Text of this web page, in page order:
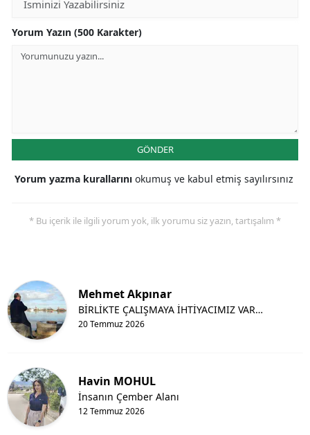
Yorum Yazın (500 Karakter)
GÖNDER
Yorum yazma kurallarını okumuş ve kabul etmiş sayılırsınız
* Bu içerik ile ilgili yorum yok, ilk yorumu siz yazın, tartışalım *
Mehmet Akpınar
20 Temmuz 2026
BİRLİKTE ÇALIŞMAYA İHTİYACIMIZ VAR…
Havin MOHUL
12 Temmuz 2026
İnsanın Çember Alanı